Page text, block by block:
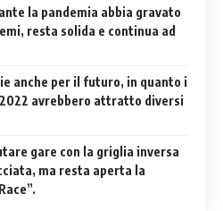
la pandemia abbia gravato
resta solida e continua ad
anche per il futuro, in quanto i
avrebbero attratto diversi
gare con la griglia inversa
ma resta aperta la